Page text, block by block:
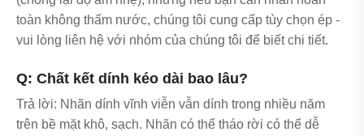
toàn không thấm nước, chúng tôi cung cấp tùy chọn ép -
vui lòng liên hệ với nhóm của chúng tôi để biết chi tiết.
Q: Chất kết dính kéo dài bao lâu?
Trả lời: Nhãn dính vĩnh viễn vẫn dính trong nhiều năm
trên bề mặt khô, sạch. Nhãn có thể tháo rời có thể dễ